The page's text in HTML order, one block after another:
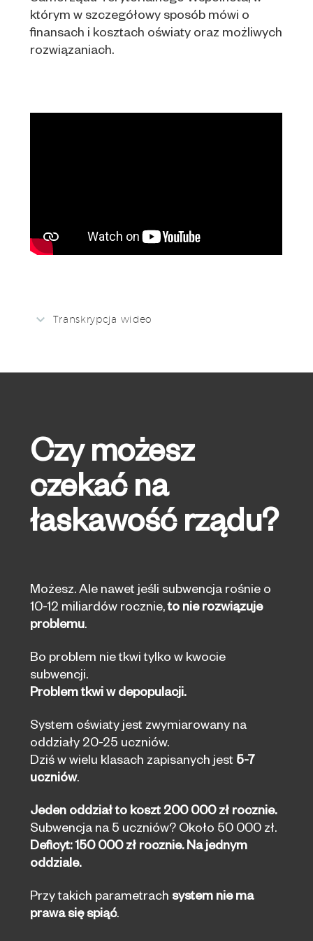
którym w szczegółowy sposób mówi o
finansach i kosztach oświaty oraz możliwych
rozwiązaniach.
Transkrypcja wideo
Czy możesz
czekać na
łaskawość rządu?
Możesz. Ale nawet jeśli subwencja rośnie o
10-12 miliardów rocznie,to nie rozwiązuje
problemu.
Bo problem nie tkwi tylko w kwocie
subwencji.
Problem tkwi w depopulacji.
System oświaty jest zwymiarowany na
oddziały 20-25 uczniów.
Dziś w wielu klasach zapisanych jest 5-7
uczniów.
Jeden oddział to koszt 200 000 zł rocznie.
Subwencja na 5 uczniów? Około 50 000 zł.
Deficyt: 150 000 zł rocznie. Na jednym
oddziale.
Przy takich parametrach system nie ma
prawa się spiąć.